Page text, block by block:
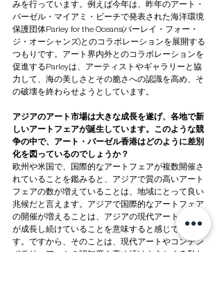
みを行っています。例えば今年は、昨年のアート・
バーゼル・マイアミ・ビーチで発表された海洋環境
保護団体Parley for the Oceans(パーレイ・フォー・
ジ・オーシャンズ)とのコラボレーションを展開する
つもりです。アート界内外とのコラボレーションを
促進するParleyは、アーティストやギャラリーと協
力して、海の美しさとその脆さへの認識を高め、そ
の破壊を終わらせようとしています。
アジアのアート市場は大きな成長を遂げ、各地で新
しいアートフェアが誕生しています。このような競
争の中で、アート・バーゼル香港はどのように差別
化を図っているのでしょうか？
欧州や米国で、国際的なアートフェアが複数開催さ
れていることを鑑みると、アジアで質の高いアート
フェアの数が増えていることは、地域にとって良い
兆候だと言えます。アジアで国際的なアートフェア
の開催が増えることは、アジアの現代アートシーン
が成長し続けていることを意味すると感じていま
す。ですから、そのことは、現代アートやコンテン
ポラリーアートの認知度を高め続けようとする私た